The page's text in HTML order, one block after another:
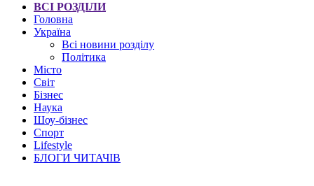
ВСІ РОЗДІЛИ
Головна
Україна
Всі новини розділу
Політика
Місто
Світ
Бізнес
Наука
Шоу-бізнес
Спорт
Lifestyle
БЛОГИ ЧИТАЧІВ